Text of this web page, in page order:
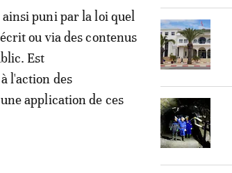
puni par la loi quel
ou via des contenus
Est
l'action des
application de ces